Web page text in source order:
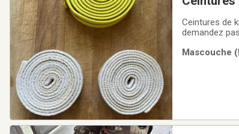
Ceintures de
demandez
Mascouche